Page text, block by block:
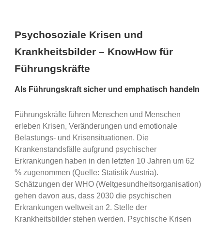
Psychosoziale Krisen und
Krankheitsbilder – KnowHow für
Führungskräfte
Als Führungskraft sicher und emphatisch handeln
Führungskräfte führen Menschen und Menschen
erleben Krisen, Veränderungen und emotionale
Belastungs- und Krisensituationen. Die
Krankenstandsfälle aufgrund psychischer
Erkrankungen haben in den letzten 10 Jahren um 62
% zugenommen (Quelle: Statistik Austria).
Schätzungen der WHO (Weltgesundheitsorganisation)
gehen davon aus, dass 2030 die psychischen
Erkrankungen weltweit an 2. Stelle der
Krankheitsbilder stehen werden. Psychische Krisen